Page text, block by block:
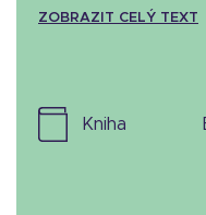
ZOBRAZIT CELÝ TEXT
kniha